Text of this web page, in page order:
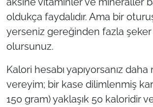
oldukça faydalıdır. Ama bir
yerseniz gereğinden fazla şeker
olursunuz.
Kalori hesabı yapıyorsanız
vereyim; bir kase dilimlenmiş
150 gram) yaklaşık 50 kaloridir